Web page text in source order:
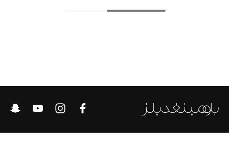
جميع الحقائب النسائية